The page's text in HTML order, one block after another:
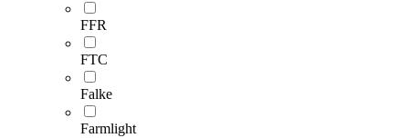
FFR
FTC
Falke
Farmlight